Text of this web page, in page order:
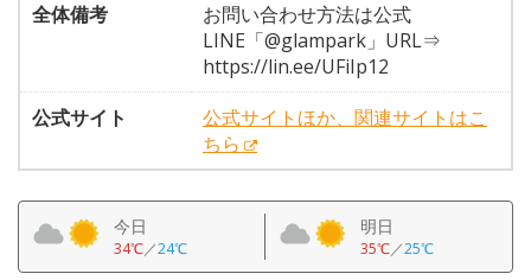
全体備考
お問い合わせ方法は公式
LINE「@glampark」URL⇒
https://lin.ee/UFiIp12
公式サイト
公式サイトほか、関連サイトはこ
ちら
今日
34℃／24℃
明日
35℃／25℃